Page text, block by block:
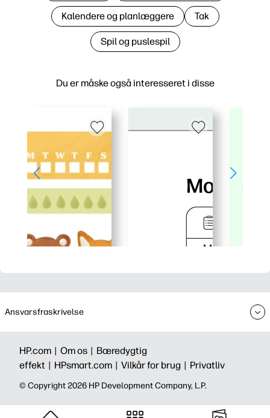
Du er måske også interesseret i disse
Kalendere og planlæggere Tak
Spil og puslespil
Ansvarsfraskrivelse
HP.com | Om os | Bæredygtig
effekt | HPsmart.com | Vilkår for brug | Privatliv
©️ Copyright 2026 HP Development Company, L.P.